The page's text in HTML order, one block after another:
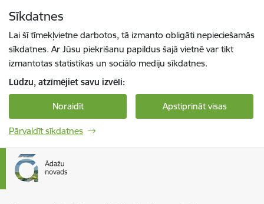
Sīkdatnes
Lai šī tīmekļvietne darbotos, tā izmanto obligāti nepieciešamās
sīkdatnes. Ar Jūsu piekrišanu papildus šajā vietnē var tikt
izmantotas statistikas un sociālo mediju sīkdatnes.
Lūdzu, atzīmējiet savu izvēli:
Noraidīt Apstiprināt visas
Pārvaldīt sīkdatnes